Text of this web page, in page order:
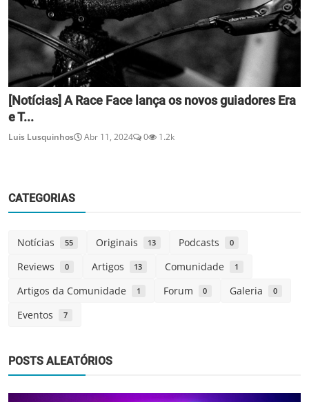
[Notícias] A Race Face lança os novos guiadores Era
e T...
Luis Lusquinhos Abr 11, 2024 0 1.2k
CATEGORIAS
Notícias 55 Originais 13 Podcasts 0
Reviews 0 Artigos 13 Comunidade 1
Artigos da Comunidade 1 Forum 0 Galeria 0
Eventos 7
POSTS ALEATÓRIOS